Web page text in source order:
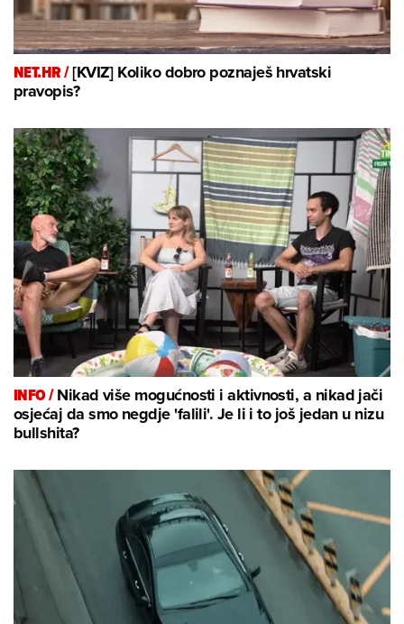
NET.HR /[KVIZ] Koliko dobro poznaješ hrvatski
pravopis?
INFO /Nikad više mogućnosti i aktivnosti, a nikad jači
osjećaj da smo negdje 'falili'. Je li i to još jedan u nizu
bullshita?